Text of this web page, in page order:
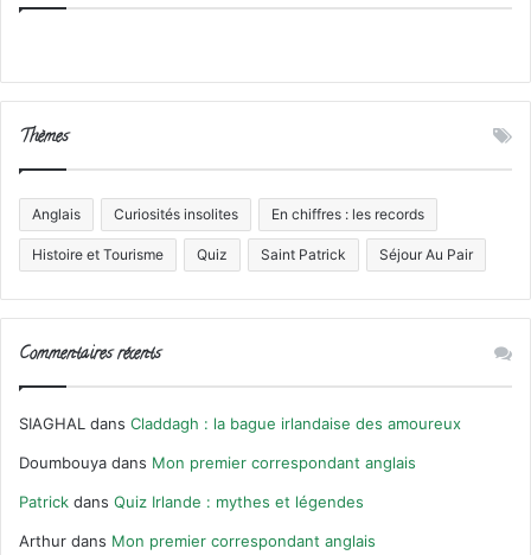
Thèmes
Anglais Curiosités insolites En chiffres : les records
Histoire et Tourisme Quiz Saint Patrick Séjour Au Pair
Commentaires récents
SIAGHAL dans Claddagh : la bague irlandaise des amoureux
Doumbouya dans Mon premier correspondant anglais
Patrick dans Quiz Irlande : mythes et légendes
Arthur dans Mon premier correspondant anglais